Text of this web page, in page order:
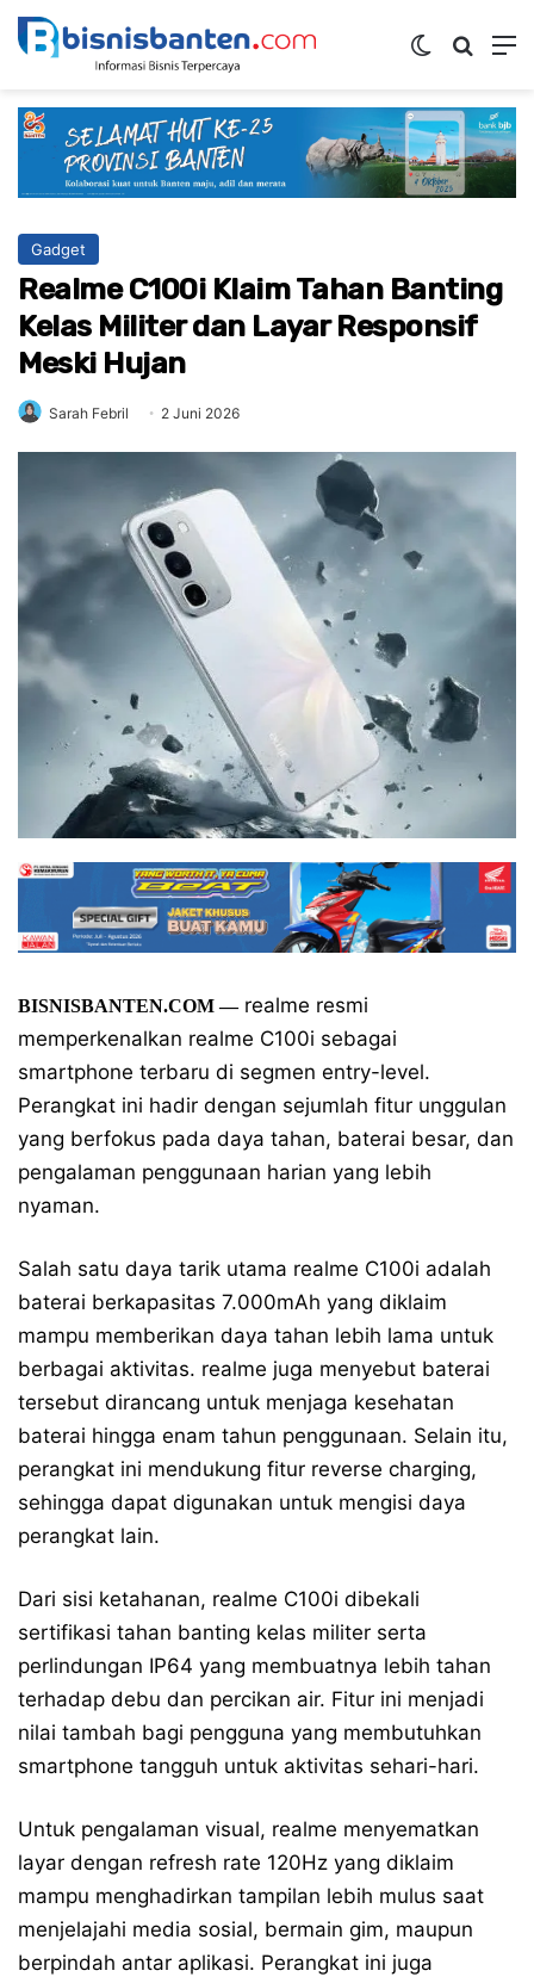
Switch skin
Gadget
Realme C100i Klaim Tahan Banting
Kelas Militer dan Layar Responsif
Meski Hujan
Sarah Febril 2 Juni 2026
BISNISBANTEN.COM—realme resmi
memperkenalkan realme C100i sebagai
smartphone terbaru di segmen entry-level.
Perangkat ini hadir dengan sejumlah fitur unggulan
yang berfokus pada daya tahan, baterai besar, dan
pengalaman penggunaan harian yang lebih
nyaman.
Salah satu daya tarik utama realme C100i adalah
baterai berkapasitas 7.000mAh yang diklaim
mampu memberikan daya tahan lebih lama untuk
berbagai aktivitas. realme juga menyebut baterai
tersebut dirancang untuk menjaga kesehatan
baterai hingga enam tahun penggunaan. Selain itu,
perangkat ini mendukung fitur reverse charging,
sehingga dapat digunakan untuk mengisi daya
perangkat lain.
Dari sisi ketahanan, realme C100i dibekali
sertifikasi tahan banting kelas militer serta
perlindungan IP64 yang membuatnya lebih tahan
terhadap debu dan percikan air. Fitur ini menjadi
nilai tambah bagi pengguna yang membutuhkan
smartphone tangguh untuk aktivitas sehari-hari.
Untuk pengalaman visual, realme menyematkan
layar dengan refresh rate 120Hz yang diklaim
mampu menghadirkan tampilan lebih mulus saat
menjelajahi media sosial, bermain gim, maupun
berpindah antar aplikasi. Perangkat ini juga